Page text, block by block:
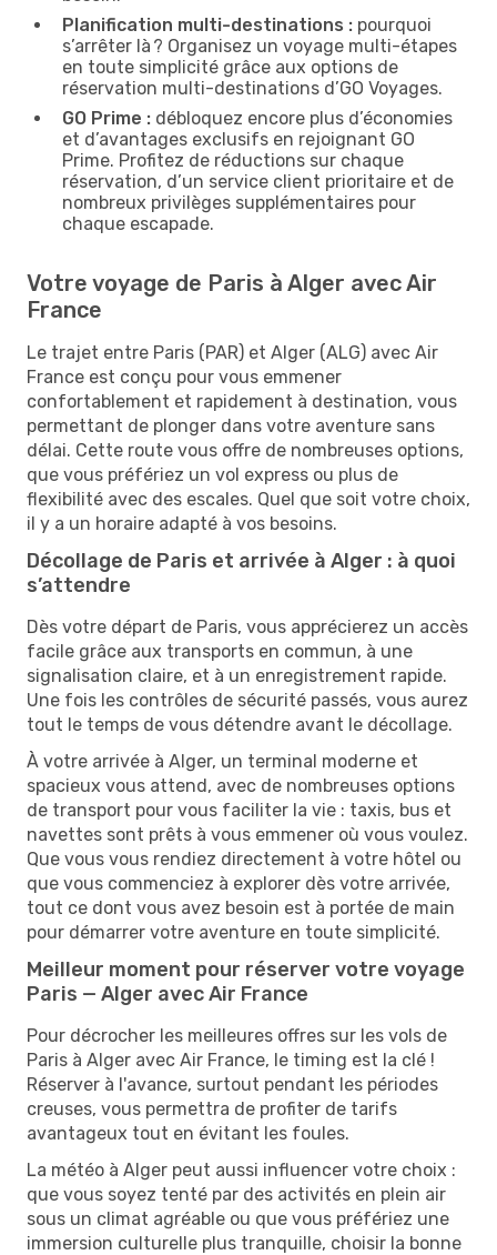
Planification multi-destinations : pourquoi
s’arrêter là ? Organisez un voyage multi-étapes
en toute simplicité grâce aux options de
réservation multi-destinations d’GO Voyages.
GO Prime : débloquez encore plus d’économies
et d’avantages exclusifs en rejoignant GO
Prime. Profitez de réductions sur chaque
réservation, d’un service client prioritaire et de
nombreux privilèges supplémentaires pour
chaque escapade.
Votre voyage de Paris à Alger avec Air
France
Le trajet entre Paris (PAR) et Alger (ALG) avec Air
France est conçu pour vous emmener
confortablement et rapidement à destination, vous
permettant de plonger dans votre aventure sans
délai. Cette route vous offre de nombreuses options,
que vous préfériez un vol express ou plus de
flexibilité avec des escales. Quel que soit votre choix,
il y a un horaire adapté à vos besoins.
Décollage de Paris et arrivée à Alger : à quoi
s’attendre
Dès votre départ de Paris, vous apprécierez un accès
facile grâce aux transports en commun, à une
signalisation claire, et à un enregistrement rapide.
Une fois les contrôles de sécurité passés, vous aurez
tout le temps de vous détendre avant le décollage.
À votre arrivée à Alger, un terminal moderne et
spacieux vous attend, avec de nombreuses options
de transport pour vous faciliter la vie : taxis, bus et
navettes sont prêts à vous emmener où vous voulez.
Que vous vous rendiez directement à votre hôtel ou
que vous commenciez à explorer dès votre arrivée,
tout ce dont vous avez besoin est à portée de main
pour démarrer votre aventure en toute simplicité.
Meilleur moment pour réserver votre voyage
Paris — Alger avec Air France
Pour décrocher les meilleures offres sur les vols de
Paris à Alger avec Air France, le timing est la clé !
Réserver à l'avance, surtout pendant les périodes
creuses, vous permettra de profiter de tarifs
avantageux tout en évitant les foules.
La météo à Alger peut aussi influencer votre choix :
que vous soyez tenté par des activités en plein air
sous un climat agréable ou que vous préfériez une
immersion culturelle plus tranquille, choisir la bonne